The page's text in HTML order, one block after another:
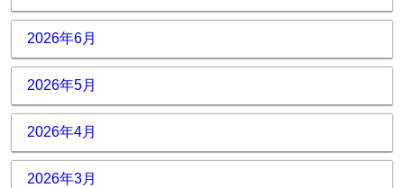
2026年6月
2026年5月
2026年4月
2026年3月